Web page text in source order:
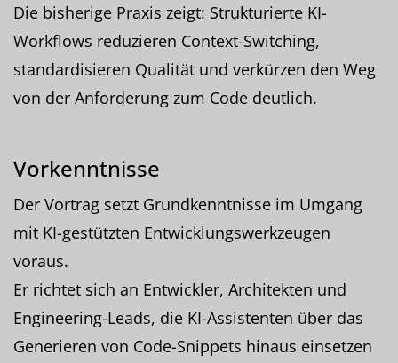
Die bisherige Praxis zeigt: Strukturierte KI-
Workflows reduzieren Context-Switching,
standardisieren Qualität und verkürzen den Weg
von der Anforderung zum Code deutlich.
Vorkenntnisse
Der Vortrag setzt Grundkenntnisse im Umgang
mit KI-gestützten Entwicklungswerkzeugen
voraus.
Er richtet sich an Entwickler, Architekten und
Engineering-Leads, die KI-Assistenten über das
Generieren von Code-Snippets hinaus einsetzen